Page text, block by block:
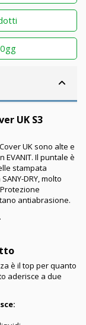
UK S3
UK sono alte e
Il puntale è
stampata
DRY, molto
antiabrasione.
è il top per quanto
aderisce a due